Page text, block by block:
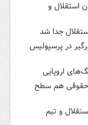
استقلال و
جدا شد
در پرسپولیس
اروپایی
حقوقی هم سطح
و تیم